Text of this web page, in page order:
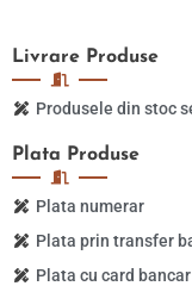
Plata Produse
Plata numerar
Plata prin transfer
Plata cu card bancar
Livrare Produse
Produsele din stoc